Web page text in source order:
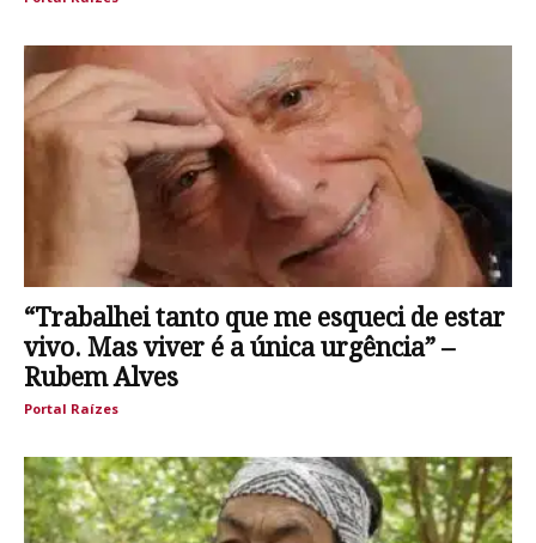
“Trabalhei tanto que me esqueci de estar
vivo. Mas viver é a única urgência” –
Rubem Alves
Portal Raízes